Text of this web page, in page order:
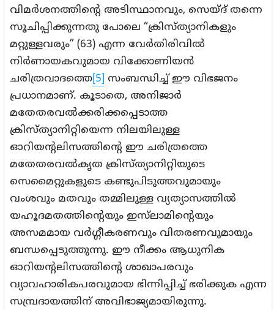
വിമർശനത്തിന്റെ അടിസ്ഥാനവും, സെയ്ദ് തന്നെ
സൂചിപ്പിക്കുന്നതു പോലെ “ക്രിസ്ത്യാനികളും
മറ്റുള്ളവരും” (63) എന്ന വേർതിരിവിൽ
നിർണായകവുമായ വിക്കോണിയൻ
ചരിത്രവാദത്തെ [5] സംബന്ധിച്ച് ഈ വിഭജനം
പ്രധാനമാണ്. കൂടാതെ, അനിജാർ
മതേതരവൽക്കരിക്കപ്പെടാത്ത
ക്രിസ്ത്യാനിറ്റിയെന്ന നിലയിലുള്ള
ഓറിയന്റലിസത്തിന്റെ ഈ ചരിത്രത്തെ
മതേതരവൽകൃത ക്രിസ്ത്യാനിറ്റിയുടെ
സെമൈറ്റുകളുടെ കണ്ടുപിടുത്തവുമായും
വംശവും മതവും തമ്മിലുള്ള വ്യത്യാസത്തിൽ
യഹൂദമതത്തിന്റെയും ഇസ്‌ലാമിന്റെയും
അസമമായ വർഗ്ഗീകരണവും വിതരണവുമായും
ബന്ധപ്പെടുത്തുന്നു. ഈ നീക്കം ആധുനിക
ഓറിയന്റലിസത്തിന്റെ ശാഖാപരവും
വ്യാവഹാരികപരവുമായ ഭിന്നിപ്പിച്ച് ഭരിക്കുക എന്ന
സമ്പ്രദായത്തിന് അവിഭാജ്യമായിരുന്നു.